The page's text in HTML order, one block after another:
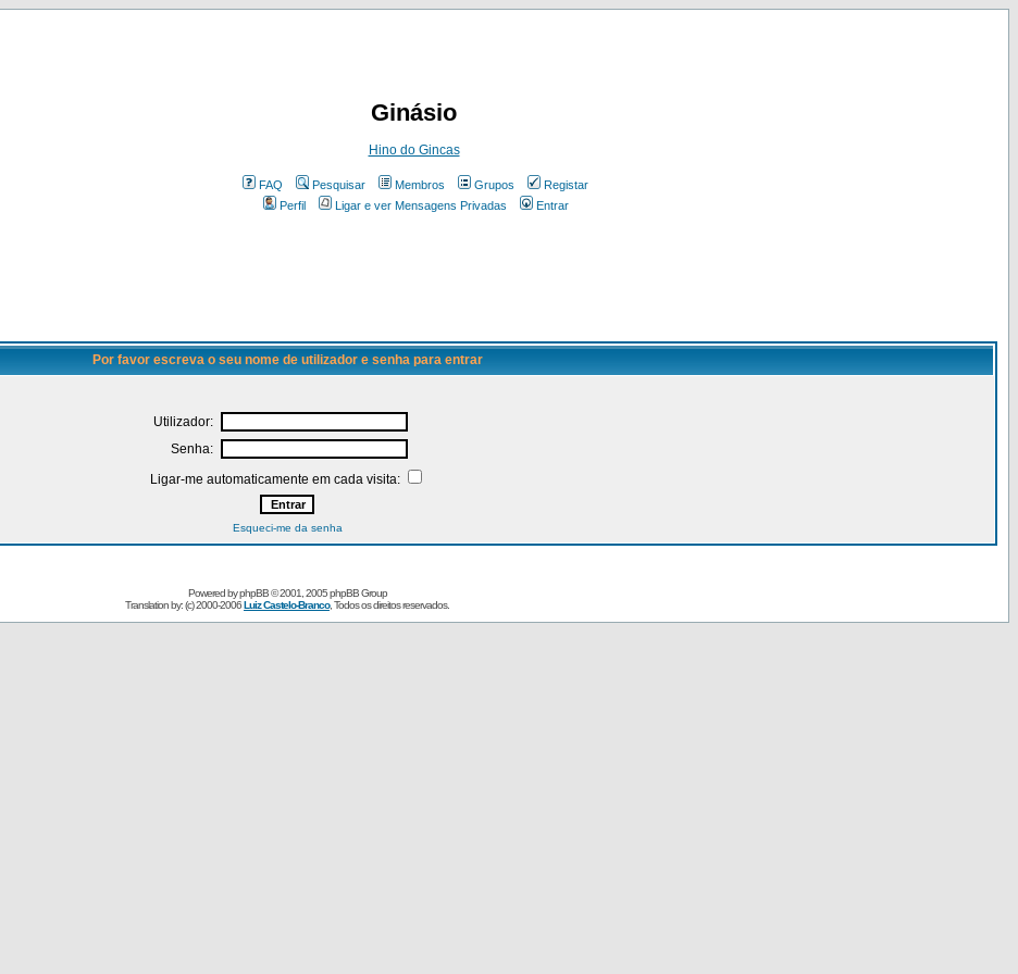
Ginásio
Hino do Gincas
FAQ Pesquisar Membros Grupos
Registar
Perfil
Ligar e ver Mensagens Privadas Entrar
Por favor escreva o seu nome de utilizador e senha para entrar
Utilizador:
Senha:
Ligar-me automaticamente em cada visita:
Esqueci-me da senha
Powered byphpBB© 2001, 2005 phpBB Group
Translation by: (c) 2000-2006Luiz Castelo-Branco, Todos os direitos reservados.